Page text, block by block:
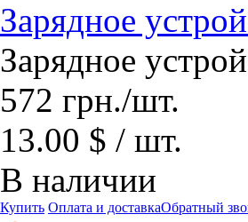
Зарядное
Зарядное
572 грн./шт.
13.00 $ / шт.
В наличии
Купить Оплата и доставкаОбратный